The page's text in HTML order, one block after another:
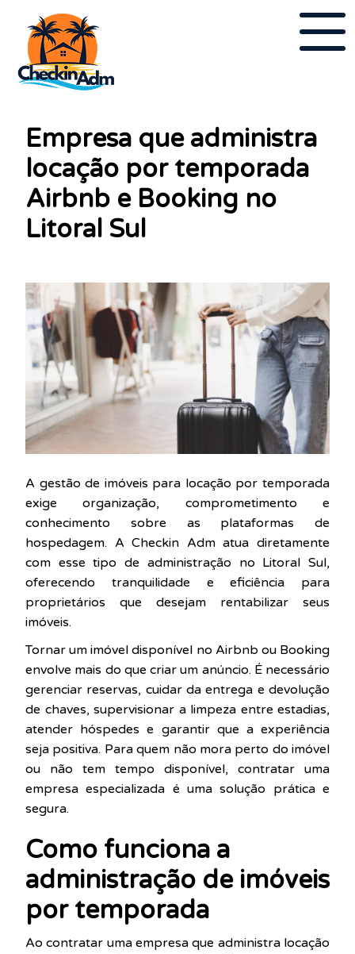
Empresa que administra
locação por temporada
Airbnb e Booking no
Litoral Sul
A gestão de imóveis para locação por temporada
exige organização, comprometimento e
conhecimento sobre as plataformas de
hospedagem. A Checkin Adm atua diretamente
com esse tipo de administração no Litoral Sul,
oferecendo tranquilidade e eficiência para
proprietários que desejam rentabilizar seus
imóveis.
Tornar um imóvel disponível no Airbnb ou Booking
envolve mais do que criar um anúncio. É necessário
gerenciar reservas, cuidar da entrega e devolução
de chaves, supervisionar a limpeza entre estadias,
atender hóspedes e garantir que a experiência
seja positiva. Para quem não mora perto do imóvel
ou não tem tempo disponível, contratar uma
empresa especializada é uma solução prática e
segura.
Como funciona a
administração de imóveis
por temporada
Ao contratar uma empresa que administra locação